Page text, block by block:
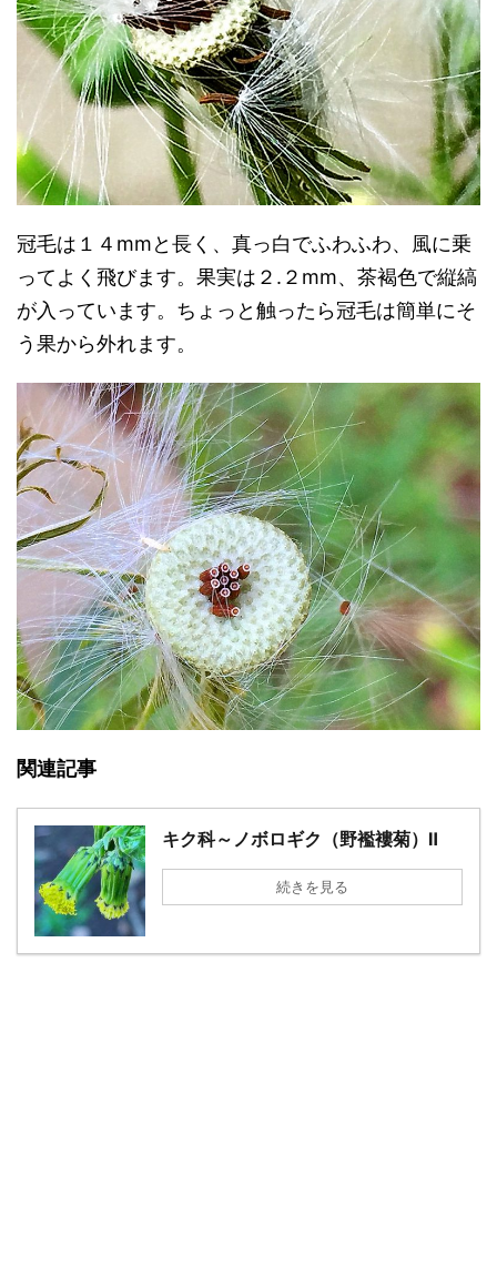
冠毛は１４mmと長く、真っ白でふわふわ、風に乗
ってよく飛びます。果実は２.２mm、茶褐色で縦縞
が入っています。ちょっと触ったら冠毛は簡単にそ
う果から外れます。
関連記事
キク科～ノボロギク（野襤褸菊）Ⅱ
続きを見る